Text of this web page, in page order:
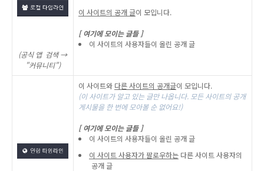
(공식 앱 검색 →
"커뮤니티")
이 사이트의 공개 글이 모입니다.
[ 여기에 모이는 글들 ]
이 사이트의 사용자들이 올린 공개 글
이 사이트와 다른 사이트의 공개글이 모입니다.
(이 사이트가 알고 있는 글만 나옵니다. 모든 사이트의 공개
게시물을 한 번에 모아볼 순 없어요!)
[ 여기에 모이는 글들 ]
이 사이트의 사용자들이 올린 공개 글
이 사이트 사용자가 팔로우하는 다른 사이트 사용자의
공개 글